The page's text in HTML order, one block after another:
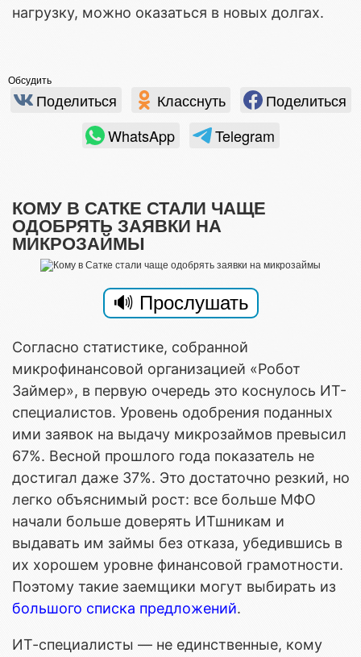
нагрузку, можно оказаться в новых долгах.
Обсудить
Поделиться Класснуть
Поделиться
WhatsApp
Telegram
КОМУ В САТКЕ СТАЛИ ЧАЩЕ
ОДОБРЯТЬ ЗАЯВКИ НА
МИКРОЗАЙМЫ
Согласно статистике, собранной
микрофинансовой организацией «Робот
Займер», в первую очередь это коснулось ИТ-
специалистов. Уровень одобрения поданных
ими заявок на выдачу микрозаймов превысил
67%. Весной прошлого года показатель не
достигал даже 37%. Это достаточно резкий, но
легко объяснимый рост: все больше МФО
начали больше доверять ИТшникам и
выдавать им займы без отказа, убедившись в
их хорошем уровне финансовой грамотности.
Поэтому такие заемщики могут выбирать из
большого списка предложений.
ИТ-специалисты — не единственные, кому